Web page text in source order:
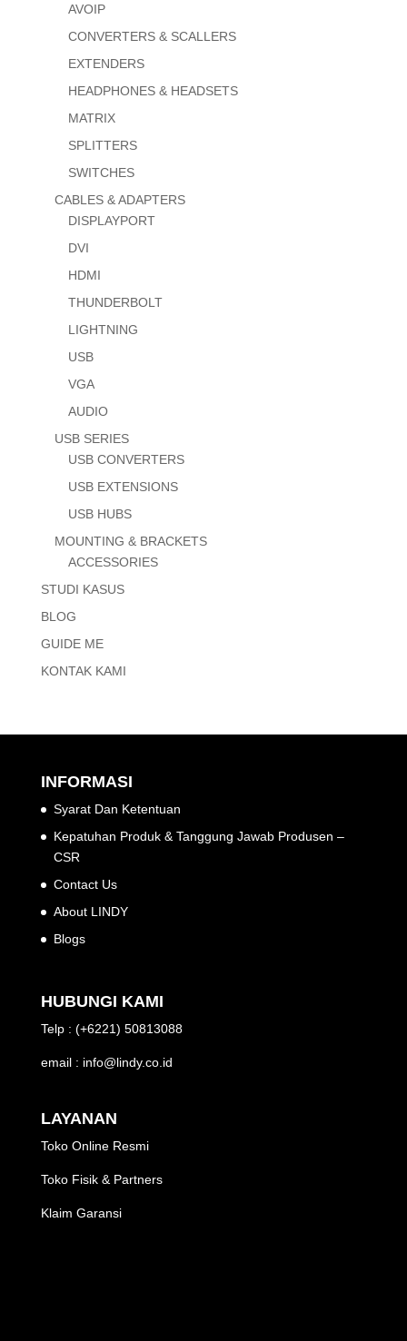
AVOIP
CONVERTERS & SCALLERS
EXTENDERS
HEADPHONES & HEADSETS
MATRIX
SPLITTERS
SWITCHES
CABLES & ADAPTERS
DISPLAYPORT
DVI
HDMI
THUNDERBOLT
LIGHTNING
USB
VGA
AUDIO
USB SERIES
USB CONVERTERS
USB EXTENSIONS
USB HUBS
MOUNTING & BRACKETS
ACCESSORIES
STUDI KASUS
BLOG
GUIDE ME
KONTAK KAMI
INFORMASI
Syarat Dan Ketentuan
Kepatuhan Produk & Tanggung Jawab Produsen –
CSR
Contact Us
About LINDY
Blogs
HUBUNGI KAMI
Telp : (+6221) 50813088
email : info@lindy.co.id
LAYANAN
Toko Online Resmi
Toko Fisik & Partners
Klaim Garansi